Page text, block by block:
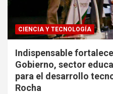
CIENCIA Y TECNOLOGÍA
Indispensable
Gobierno, sector
para el desarrollo
Rocha